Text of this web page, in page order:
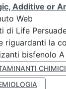
Additive or
Web
di Life
riguardanti la
bisfenolo
CHIMICI